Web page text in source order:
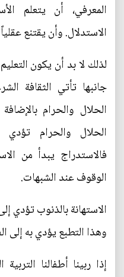
المعرفي، أن يتعلم
الاستدلال. وأن يقتنع
لذلك لا بد أن يكون
جانبها تأتي الثقافة
الحلال والحرام
الحلال والحرام تؤدي
فالاستدراج يبدأ من
الوقوف عند الشبهات.
الاستهانة بالذنوب تؤدي
وهذا التطبع يؤدي به إلى
إذا ربينا أطفالنا